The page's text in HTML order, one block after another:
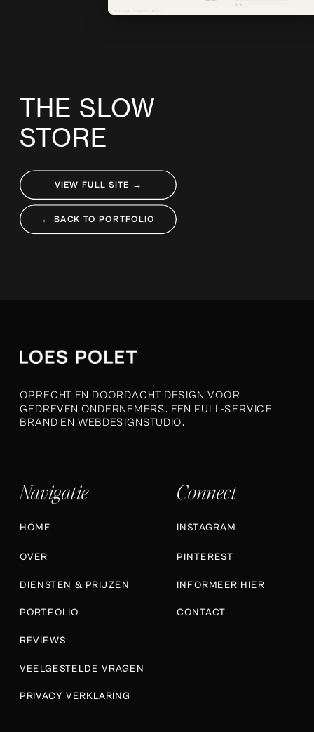
← BACK TO PORTFOLIO
VIEW FULL SITE →
THE SLOW
STORE
PRIVACY VERKLARING
CONTACT
INFORMEER HIER
PINTEREST
INSTAGRAM
Connect
VEELGESTELDE VRAGEN
REVIEWS
PORTFOLIO
DIENSTEN & PRIJZEN
OVER
HOME
Navigatie
OPRECHT EN DOORDACHT DESIGN VOOR
GEDREVEN ONDERNEMERS. EEN FULL-SERVICE
BRAND EN WEBDESIGNSTUDIO.